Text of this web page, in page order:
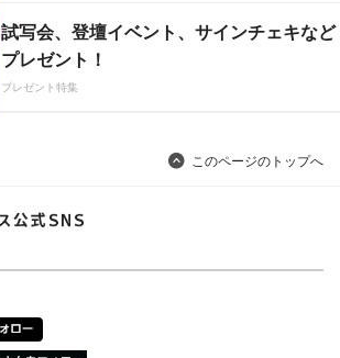
試写会、登壇イベント、サインチェキなど
プレゼント！
プレゼント特集
このページのトップへ